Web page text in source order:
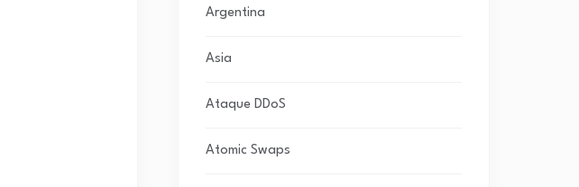
Argentina
Asia
Ataque DDoS
Atomic Swaps